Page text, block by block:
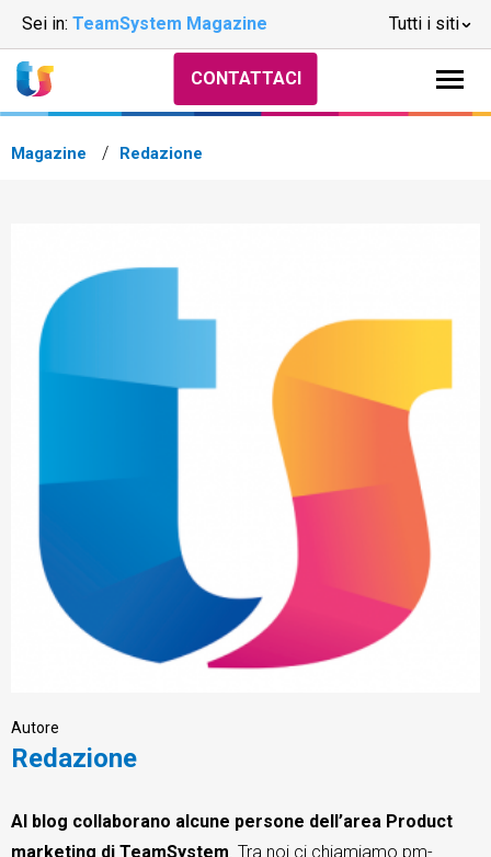
Sei in: TeamSystem Magazine Tutti i siti
Email Marketing
Fatturazione
HR
CONTATTACI
Magazine Redazione
Autore
Redazione
Al blog collaborano alcune persone dell’area Product
marketing di TeamSystem. Tra noi ci chiamiamo pm-